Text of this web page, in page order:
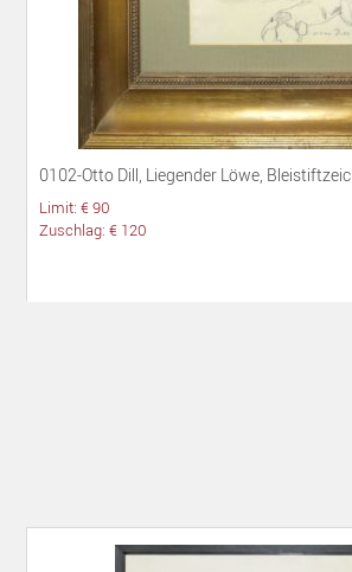
0102-Otto Dill, Liegender Löwe,
Limit: € 90
Zuschlag: € 120